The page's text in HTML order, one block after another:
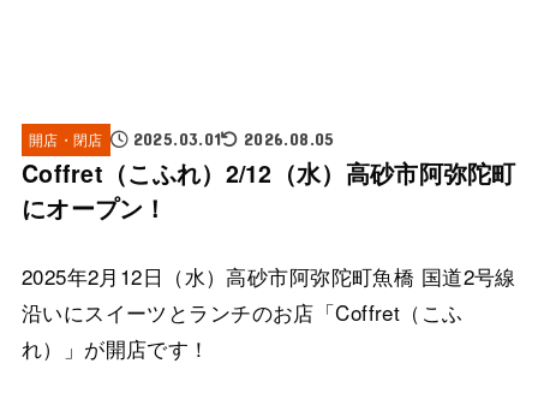
開店・閉店 2025.03.01 2026.08.05
Coffret（こふれ）2/12（水）高砂市阿弥陀町
にオープン！
2025年2月12日（水）高砂市阿弥陀町魚橋 国道2号線
沿いにスイーツとランチのお店「Coffret（こふ
れ）」が開店です！